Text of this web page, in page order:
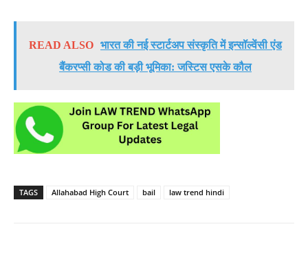
READ ALSO भारत की नई स्टार्टअप संस्कृति में इन्सॉल्वेंसी एंड
बैंकरप्सी कोड की बड़ी भूमिका: जस्टिस एसके कौल
TAGS Allahabad High Court bail law trend hindi